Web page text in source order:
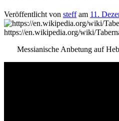
Veröffentlicht von steffam 11.
https://en.wikipedia.org/wiki/
Messianische Anbetung auf